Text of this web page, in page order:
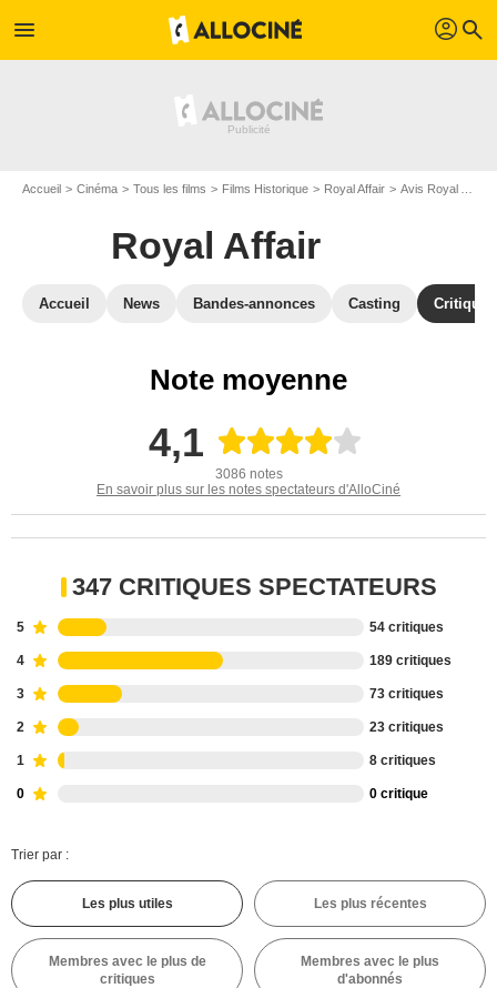
menu profil search
Accueil Cinéma Tous les films Films Historique Royal Affair Avis Royal Affair
Royal Affair
Accueil News Bandes-annonces Casting
Note moyenne
4,1
3086 notes
En savoir plus sur les notes spectateurs d'AlloCiné
347 CRITIQUES SPECTATEURS
5 54 critiques
4 189 critiques
3 73 critiques
2 23 critiques
1 8 critiques
0 0 critique
Trier par :
Les plus utiles Les plus récentes
Membres avec le plus de
critiques
Membres avec le plus
d'abonnés